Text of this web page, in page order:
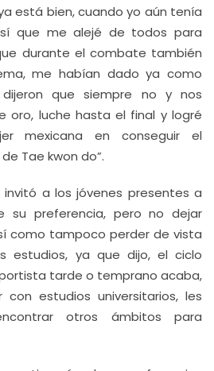
está bien, cuando yo aún tenía
que me alejé de todos para
durante el combate también
me habían dado ya como
que siempre no y nos
oro, luche hasta el final y logré
mexicana en conseguir el
Tae kwon do”.
invitó a los jóvenes presentes a
su preferencia, pero no dejar
como tampoco perder de vista
estudios, ya que dijo, el ciclo
tarde o temprano acaba,
estudios universitarios, les
otros ámbitos para